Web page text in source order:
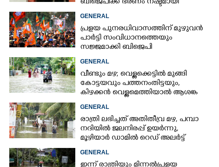
ബിജെപിക്ക് ഭരണം നഷ്ടമായി
GENERAL
പ്രളയ പുനരധിവാസത്തിന് മുഴുവൻ
പാർട്ടി സംവിധാനത്തെയും
സജ്ജമാക്കി ബിജെപി
GENERAL
വീണ്ടും മഴ; വെള്ളക്കെട്ടിൽ മുങ്ങി
കോട്ടയവും പത്തനംതിട്ടയും,
കിഴക്കൻ വെള്ളമെത്തിയാൽ ആശങ്ക
ഇരട്ടിക്കും
GENERAL
രാത്രി ലഭിച്ചത് അതിതീവ്ര മഴ, പമ്പാ
നദിയിൽ ജലനിരപ്പ് ഉയർന്നു,
മൂഴിയാർ ഡാമിൽ റെഡ് അലർട്ട്
GENERAL